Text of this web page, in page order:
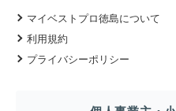
マイベストプロ徳島について
利用規約
プライバシーポリシー